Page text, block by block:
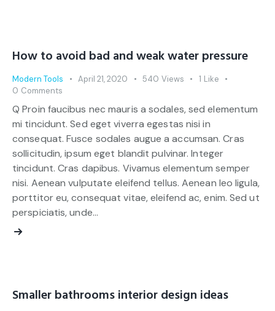
How to avoid bad and weak water pressure
Modern Tools April 21, 2020 540 Views 1 Like
0 Comments
Q Proin faucibus nec mauris a sodales, sed elementum
mi tincidunt. Sed eget viverra egestas nisi in
consequat. Fusce sodales augue a accumsan. Cras
sollicitudin, ipsum eget blandit pulvinar. Integer
tincidunt. Cras dapibus. Vivamus elementum semper
nisi. Aenean vulputate eleifend tellus. Aenean leo ligula,
porttitor eu, consequat vitae, eleifend ac, enim. Sed ut
perspiciatis, unde…
Smaller bathrooms interior design ideas